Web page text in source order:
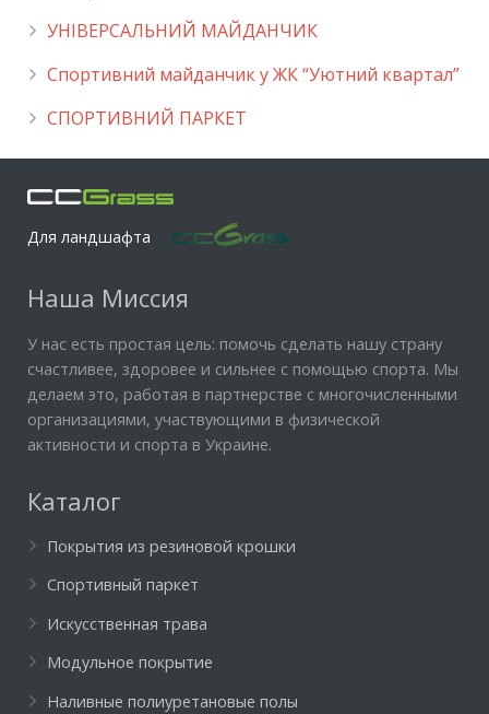
УНІВЕРСАЛЬНИЙ МАЙДАНЧИК
Cпортивний майданчик у ЖК “Уютний квартал”
СПОРТИВНИЙ ПАРКЕТ
Для ландшафта
Наша Миссия
У нас есть простая цель: помочь сделать нашу страну
счастливее, здоровее и сильнее с помощью спорта. Мы
делаем это, работая в партнерстве с многочисленными
организациями, участвующими в физической
активности и спорта в Украине.
Каталог
Покрытия из резиновой крошки
Спортивный паркет
Искусственная трава
Модульное покрытие
Наливные полиуретановые полы